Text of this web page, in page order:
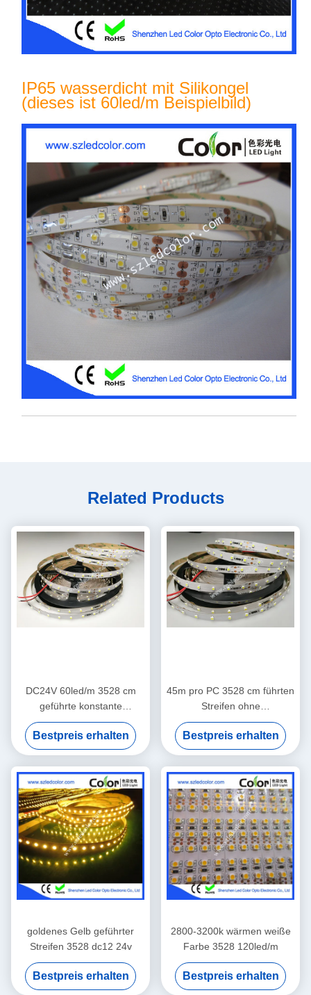
IP65 wasserdicht mit Silikongel
(dieses ist 60led/m Beispielbild)
Related Products
DC24V 60led/m 3528 cm
geführte konstante
gegenwärtige
Hoteldekoration des
Streifens führte Streifenlicht
Bestpreis erhalten
45m pro PC 3528 cm führten
Streifen ohne
Spannungsabfall für das
Beleuchten des Projektes mit
weniger Drähten
Bestpreis erhalten
goldenes Gelb geführter
Streifen 3528 dc12 24v
Bestpreis erhalten
2800-3200k wärmen weiße
Farbe 3528 120led/m
Bestpreis erhalten